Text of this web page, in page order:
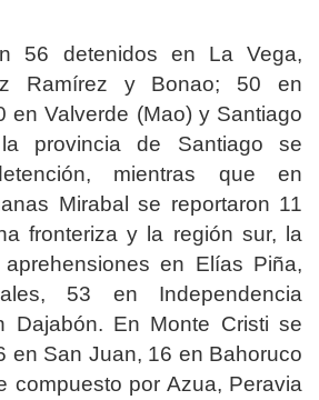
56 detenidos en La Vega,
Ramírez y Bonao; 50 en
en Valverde (Mao) y Santiago
provincia de Santiago se
mientras que en
Mirabal se reportaron 11
fronteriza y la región sur, la
en Elías Piña,
53 en Independencia
Dajabón. En Monte Cristi se
en San Juan, 16 en Bahoruco
compuesto por Azua, Peravia